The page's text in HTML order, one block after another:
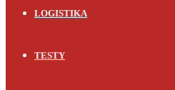
LOGISTIKA
TESTY